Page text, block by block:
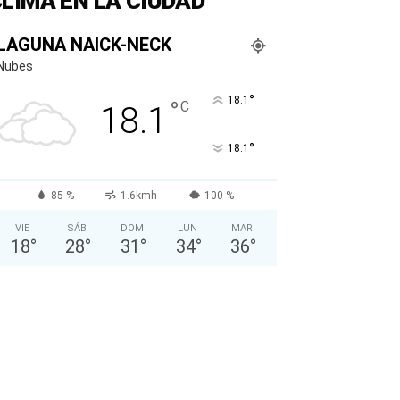
NAICK-NECK
18.1 °C 18.1 °
18.1 °
85 % 1.6kmh 100 %
VIE
18°
SÁB
28°
DOM
31 °
LUN
34°
MAR
36°